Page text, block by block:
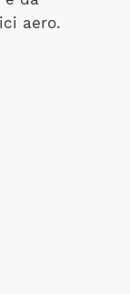
aero.